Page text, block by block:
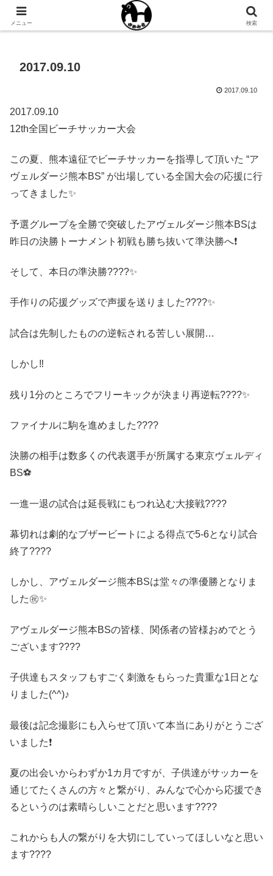
NPO法人ゆめみるオフィシャルサイト
2017.09.10
2017.09.10
2017.09.10
12th全国ビーチサッカー大会
この夏、熊本遠征でビーチサッカーを指導して頂いた “ア
ヴェルダージ熊本BS” が出場している全国大会の応援に行
ってきました✨
予選グループを全勝で突破したアヴェルダージ熊本BSは
昨日の決勝トーナメント初戦も勝ち抜いて準決勝へ❗️
そして、本日の準決勝????✨
手作りの応援グッズで声援を送りました????✨
試合は先制したものの逆転される苦しい展開…
しかし‼️
残り1分のところでフリーキックが決まり再逆転????✨
ファイナルに駒を進めました????
決勝の相手は数多くの代表選手が所属する東京ヴェルディ
BS⚽️
一進一退の試合は延長戦にもつれ込む大接戦????
幕切れは劇的なブザービートによる得点で5-6となり試合
終了????
しかし、アヴェルダージ熊本BSは堂々の準優勝となりま
した㊗️✨
アヴェルダージ熊本BSの皆様、関係者の皆様おめでとう
ございます????
子供達もスタッフもすごく刺激をもらった貴重な1日とな
りました(^^)♪
最後は記念撮影にも入らせて頂いて本当にありがとうござ
いました❗️
夏の出会いからわずか1カ月ですが、子供達がサッカーを
通じてたくさんの方々と繋がり、みんなで心から応援でき
るというのは素晴らしいことだと思います????
これからも人の繋がりを大切にしていってほしいなと思い
ます????
メニュー 検索